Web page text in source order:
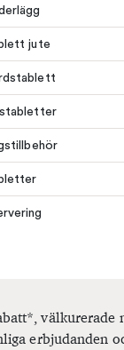
jute
välkurerade
erbjudanden